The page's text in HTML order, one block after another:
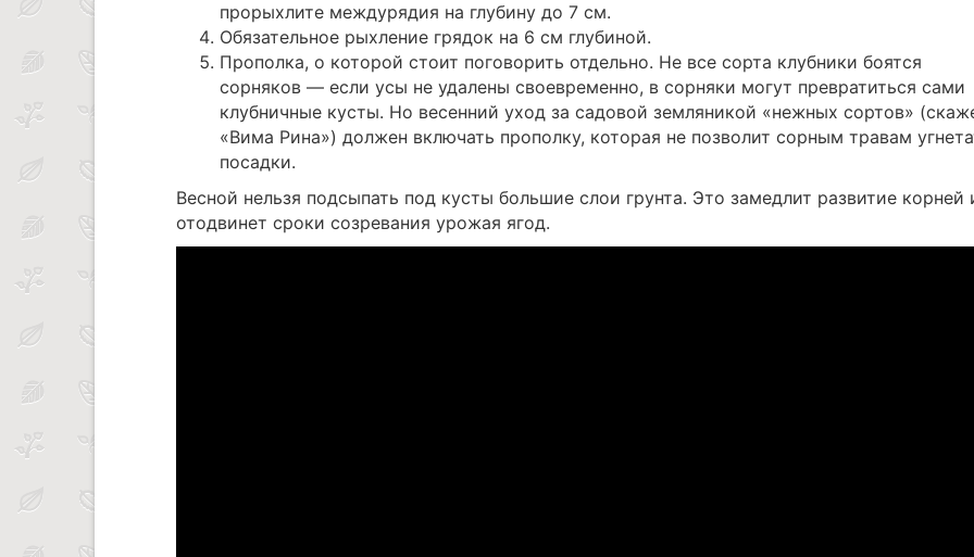
прорыхлите междурядия на глубину до 7 см.
Обязательное рыхление грядок на 6 см глубиной.
Прополка, о которой стоит поговорить отдельно. Не все сорта клубники боятся
сорняков — если усы не удалены своевременно, в сорняки могут превратиться сами
клубничные кусты. Но весенний уход за садовой земляникой «нежных сортов»
«Вима Рина») должен включать прополку, которая не позволит сорным травам
посадки.
Весной нельзя подсыпать под кусты большие слои грунта. Это замедлит развитие корней
отодвинет сроки созревания урожая ягод.